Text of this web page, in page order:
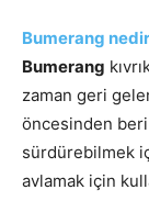
Bumerang
Bumerang
zaman geri
öncesinden beri
sürdürebilmek
avlamak için